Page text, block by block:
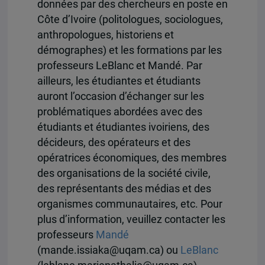
données par des chercheurs en poste en
Côte d’Ivoire (politologues, sociologues,
anthropologues, historiens et
démographes) et les formations par les
professeurs LeBlanc et Mandé. Par
ailleurs, les étudiantes et étudiants
auront l’occasion d’échanger sur les
problématiques abordées avec des
étudiants et étudiantes ivoiriens, des
décideurs, des opérateurs et des
opératrices économiques, des membres
des organisations de la société civile,
des représentants des médias et des
organismes communautaires, etc. Pour
plus d’information, veuillez contacter les
professeurs Mandé
(mande.issiaka@uqam.ca) ou LeBlanc